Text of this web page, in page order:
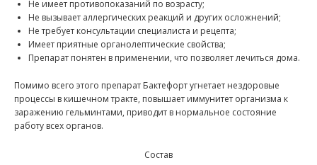
Не имеет противопоказаний по возрасту;
Не вызывает аллергических реакций и других осложнений;
Не требует консультации специалиста и рецепта;
Имеет приятные органолептические свойства;
Препарат понятен в применении, что позволяет лечиться дома.
Помимо всего этого препарат Бактефорт угнетает нездоровые
процессы в кишечном тракте, повышает иммунитет организма к
заражению гельминтами, приводит в нормальное состояние
работу всех органов.
Состав